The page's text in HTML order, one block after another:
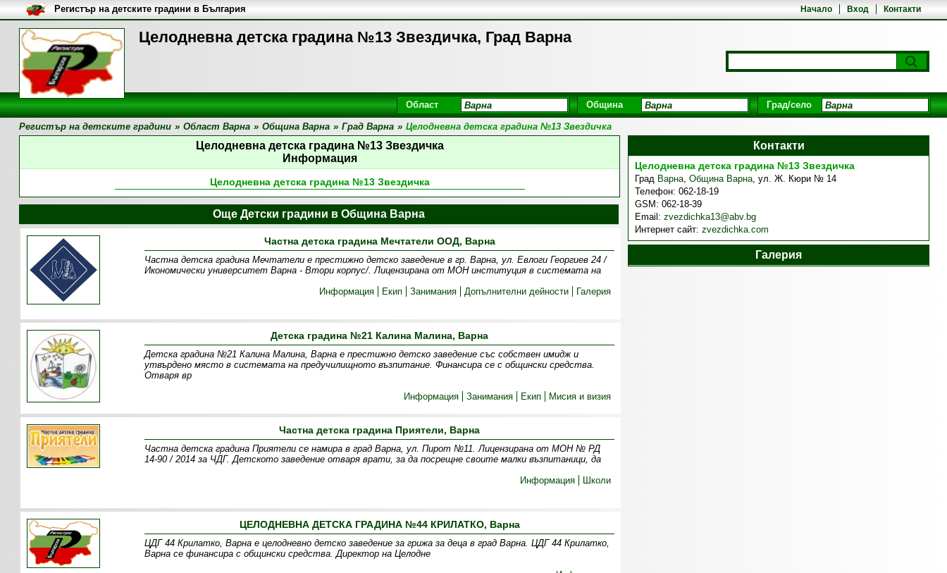
Целодневна детска градина №13 Звездичка, Град Варна
Начало Вход Контакти
Регистър на детските градини в България
Област Община Град/село
Регистър на детските градини » Област Варна » Община Варна » Град Варна » Целодневна детска градина №13 Звездичка
Целодневна детска градина №13 Звездичка
Информация
Целодневна детска градина №13 Звездичка
Контакти
Целодневна детска градина №13 Звездичка
Град Варна, Община Варна, ул. Ж. Кюри № 14
Телефон: 062-18-19
GSM: 062-18-39
Email: zvezdichka13@abv.bg
Интернет сайт: zvezdichka.com
Галерия
Още Детски градини в Община Варна
Частна детска градина Мечтатели ООД, Варна
Частна детска градина Мечтатели е престижно детско заведение в гр. Варна, ул. Евлоги Георгиев 24 /
Икономически университет Варна - Втори корпус/. Лицензирана от МОН институция в системата на
Информация
Екип Занимания Допълнителни дейности Галерия
Детска градина №21 Калина Малина, Варна
Детска градина №21 Калина Малина, Варна е престижно детско заведение със собствен имидж и
утвърдено място в системата на предучилищното възпитание. Финансира се с общински средства.
Отваря вр
Информация
Занимания Екип Мисия и визия
Частна детска градина Приятели, Варна
Частна детска градина Приятели се намира в град Варна, ул. Пирот №11. Лицензирана от МОН № РД
14-90 / 2014 за ЧДГ. Детското заведение отваря врати, за да посрещне своите малки възпитаници, да
Информация
Школи
ЦЕЛОДНЕВНА ДЕТСКА ГРАДИНА №44 КРИЛАТКО, Варна
ЦДГ 44 Крилатко, Варна е целодневно детско заведение за грижа за деца в град Варна. ЦДГ 44 Крилатко,
Варна се финансира с общински средства. Директор на Целодне